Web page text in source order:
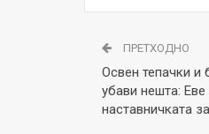
ПРЕТХОДНО
Освен тепачки и
убави нешта: Еве
наставничката